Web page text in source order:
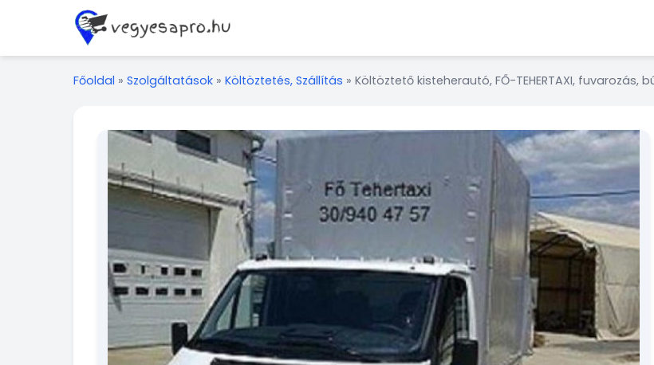
Főoldal » Szolgáltatások » Költöztetés, Szállítás » Költöztető kisteherautó, FŐ-TEHERTAXI,